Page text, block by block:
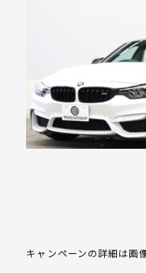
キャンペーンの詳細は画